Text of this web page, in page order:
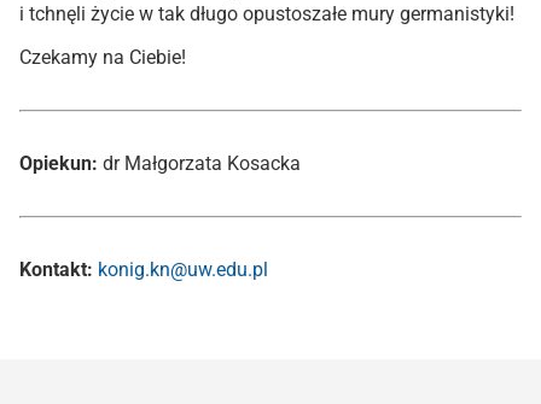
i tchnęli życie w tak długo opustoszałe mury germanistyki!
Czekamy na Ciebie!
Opiekun: dr Małgorzata Kosacka
Kontakt: konig.kn@uw.edu.pl